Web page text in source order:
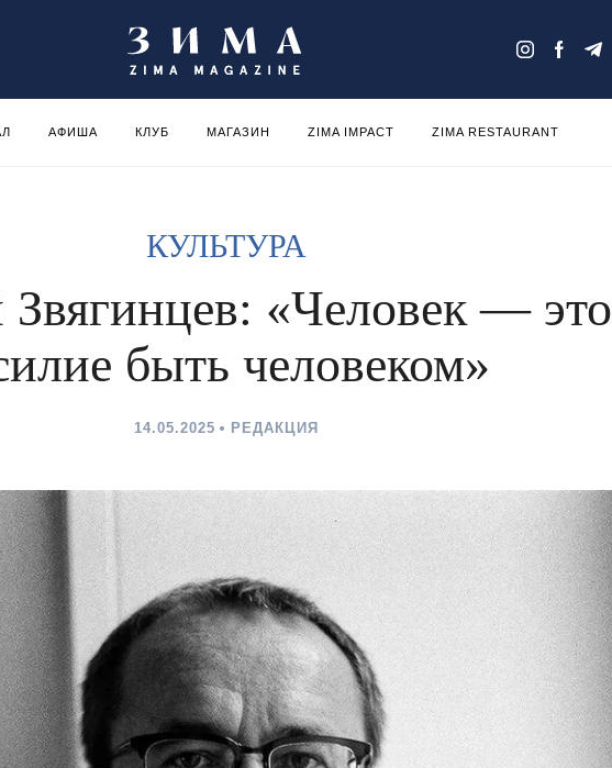
АФИША КЛУБ МАГАЗИН ZIMA IMPACT ZIMA RESTAURANT
КУЛЬТУРА
«Человек — это
быть человеком»
14.05.2025 РЕДАКЦИЯ